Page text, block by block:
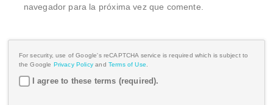
navegador para la próxima vez que comente.
For security, use of Google's reCAPTCHA service is required which is subject to
the Google Privacy Policy and Terms of Use
I agree to these terms (required).